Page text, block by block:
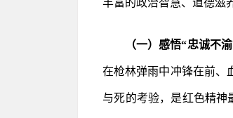
丰富的政治智慧、道德滋
（一）感悟“忠诚不
在枪林弹雨中冲锋在前、
与死的考验，是红色精神